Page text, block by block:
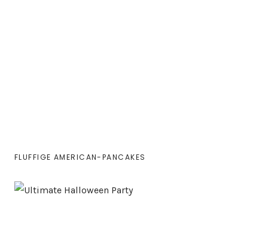
FLUFFIGE AMERICAN-PANCAKES